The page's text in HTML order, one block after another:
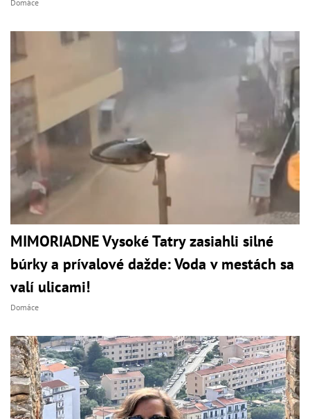
Domáce
MIMORIADNE Vysoké Tatry zasiahli silné
búrky a prívalové dažde: Voda v mestách sa
valí ulicami!
Domáce